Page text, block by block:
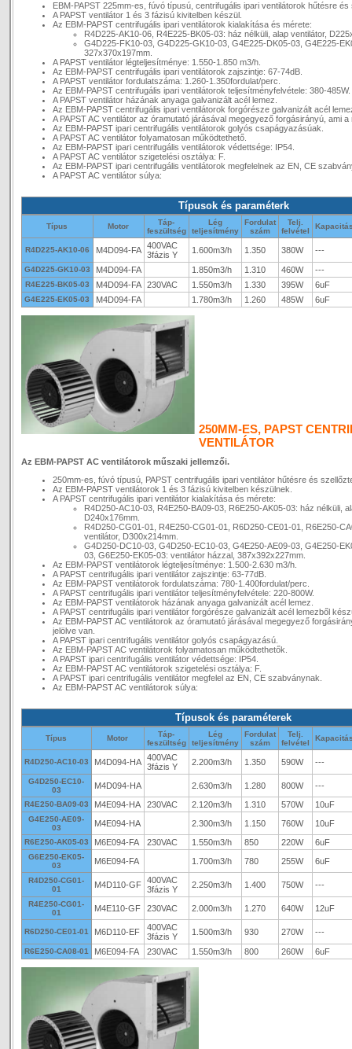
EBM-PAPST 225mm-es, fúvó típusú, centrifugális ipari ventilátorok hűtésre
A PAPST ventilátor 1 és 3 fázisú kivitelben készül.
Az EBM-PAPST centrifugális ipari ventilátorok kialakítása és mérete:
R4D225-AK10-06, R4E225-BK05-03: ház nélküli, alap ventilátor,
G4D225-FK10-03, G4D225-GK10-03, G4E225-DK05-03, G4E225-
327x370x197mm.
A PAPST ventilátor légteljesítménye: 1.550-1.850 m3/h.
Az EBM-PAPST centrifugális ipari ventilátorok zajszintje: 67-74dB.
A PAPST ventilátor fordulatszáma: 1.260-1.350fordulat/perc.
Az EBM-PAPST centrifugális ipari ventilátorok teljesítményfelvétele: 380-485W.
A PAPST ventilátor házának anyaga galvanizált acél lemez.
Az EBM-PAPST centrifugális ipari ventilátorok forgórésze galvanizált acél
A PAPST AC ventilátor az óramutató járásával megegyező forgásirányú, ami
Az EBM-PAPST ipari centrifugális ventilátorok golyós csapágyazásúak.
A PAPST AC ventilátor folyamatosan működtethető.
Az EBM-PAPST ipari centrifugális ventilátorok védettsége: IP54.
A PAPST AC ventilátor szigetelési osztálya: F.
Az EBM-PAPST ipari centrifugális ventilátorok megfelelnek az EN, CE
A PAPST AC ventilátor súlya:
Típusok és paraméterk
Típus Motor
Táp-
feszültség
Lég
teljesítmény
Fordulat
szám
Telj.
felvétel
R4D225-AK10-06 M4D094-FA 400VAC
3fázis Y
1.600m3/h 1.350 380W ---
G4D225-GK10-03 M4D094-FA 1.850m3/h 1.310 460W ---
R4E225-BK05-03 M4D094-FA 230VAC 1.550m3/h 1.330 395W 6uF
G4E225-EK05-03 M4D094-FA 1.780m3/h 1.260 485W 6uF
250MM-ES, PAPST
VENTILÁTOR
Az EBM-PAPST AC ventilátorok műszaki jellemzői.
250mm-es, fúvó típusú, PAPST centrifugális ipari ventilátor hűtésre és
Az EBM-PAPST ventilátorok 1 és 3 fázisú kivitelben készülnek.
A PAPST centrifugális ipari ventilátor kialakítása és mérete:
R4D250-AC10-03, R4E250-BA09-03, R6E250-AK05-03: ház nélküli,
D240x176mm.
R4D250-CG01-01, R4E250-CG01-01, R6D250-CE01-01, R6E250-
ventilátor, D300x214mm.
G4D250-DC10-03, G4D250-EC10-03, G4E250-AE09-03, G4E250-
03, G6E250-EK05-03: ventilátor házzal, 387x392x227mm.
Az EBM-PAPST ventilátorok légteljesítménye: 1.500-2.630 m3/h.
A PAPST centrifugális ipari ventilátor zajszintje: 63-77dB.
Az EBM-PAPST ventilátorok fordulatszáma: 780-1.400fordulat/perc.
A PAPST centrifugális ipari ventilátor teljesítményfelvétele: 220-800W.
Az EBM-PAPST ventilátorok házának anyaga galvanizált acél lemez.
A PAPST centrifugális ipari ventilátor forgórésze galvanizált acél lemezből
Az EBM-PAPST AC ventilátorok az óramutató járásával megegyező
jelölve van.
A PAPST ipari centrifugális ventilátor golyós csapágyazású.
Az EBM-PAPST AC ventilátorok folyamatosan működtethetők.
A PAPST ipari centrifugális ventilátor védettsége: IP54.
Az EBM-PAPST AC ventilátorok szigetelési osztálya: F.
A PAPST ipari centrifugális ventilátor megfelel az EN, CE szabványnak.
Az EBM-PAPST AC ventilátorok súlya:
Típusok és paraméterek
Típus Motor
Táp-
feszültség
Lég
teljesítmény
Fordulat
szám
Telj.
felvétel
R4D250-AC10-03 M4D094-HA 400VAC
3fázis Y
2.200m3/h 1.350 590W ---
G4D250-EC10-
03
M4D094-HA 2.630m3/h 1.280 800W ---
R4E250-BA09-03 M4E094-HA 230VAC 2.120m3/h 1.310 570W 10uF
G4E250-AE09-
03
M4E094-HA 2.300m3/h 1.150 760W 10uF
R6E250-AK05-03 M6E094-FA 230VAC 1.550m3/h 850 220W 6uF
G6E250-EK05-
03
M6E094-FA 1.700m3/h 780 255W 6uF
R4D250-CG01-
01
M4D110-GF 400VAC
3fázis Y
2.250m3/h 1.400 750W ---
R4E250-CG01-
01
M4E110-GF 230VAC 2.000m3/h 1.270 640W 12uF
R6D250-CE01-01 M6D110-EF
400VAC
3fázis Y
1.500m3/h 930 270W ---
R6E250-CA08-01 M6E094-FA 230VAC 1.550m3/h 800 260W 6uF